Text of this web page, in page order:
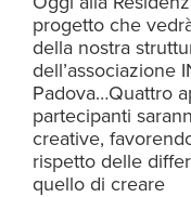
progetto che
della nostra
dell’associazione
Padova…Quattro
partecipanti
creative,
rispetto delle
quello di creare